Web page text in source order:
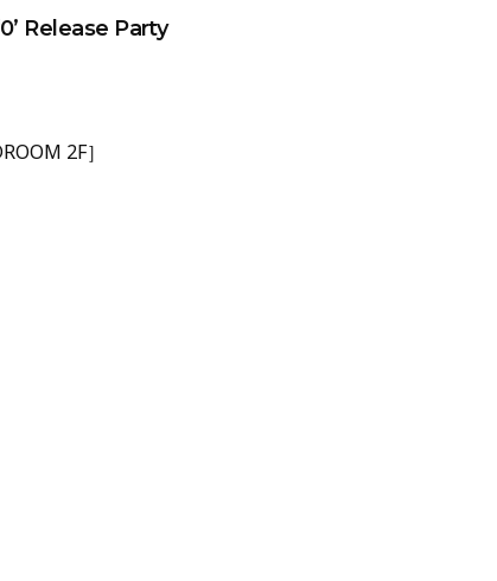
Release Party
2F］